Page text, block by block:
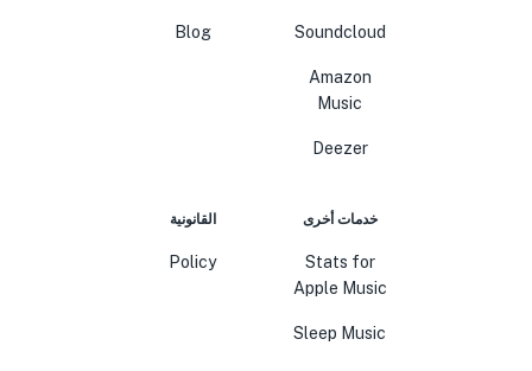
Soundcloud
Amazon
Music
Deezer
Blog
خدمات أخرى
Stats for
Apple Music
Sleep Music
القانونية
Policy